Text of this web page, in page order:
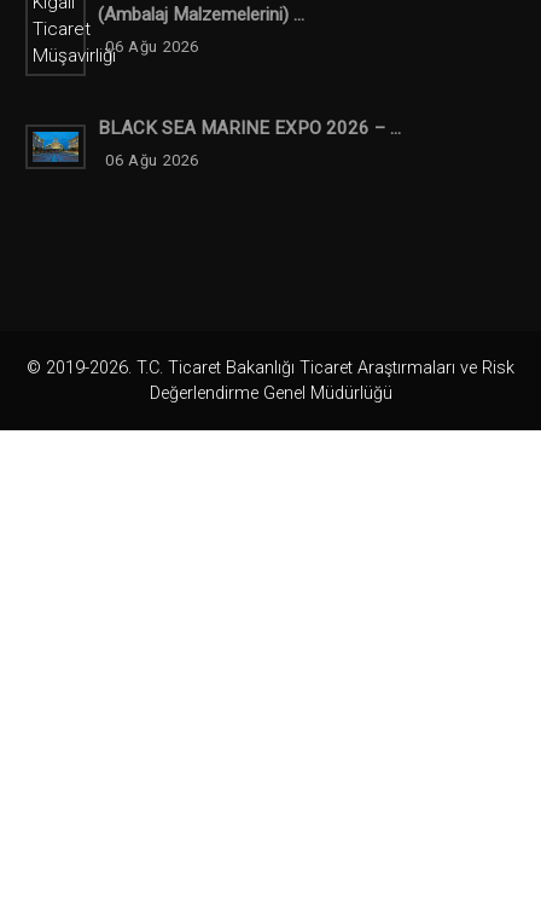
(ambalaj Malzemelerini) ...
06 Ağu 2026
BLACK SEA MARINE EXPO 2026 – ...
06 Ağu 2026
© 2019-2026. T.C. Ticaret Bakanlığı Ticaret Araştırmaları ve Risk
Değerlendirme Genel Müdürlüğü